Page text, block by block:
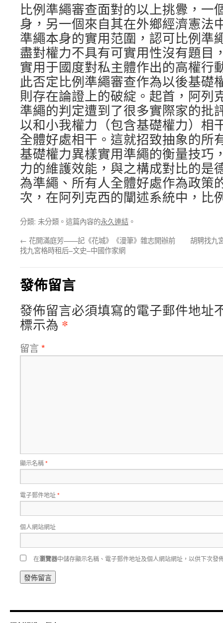
比例準繩審查面對的以上挑釁，一
身，另一個來自其在外鄉經濟憲法
準繩本身的實用范圍，認可比例準
盡對權力不具有可實用性沒有題目
實用于國度對私主體作出的高權行
此否定比例準繩審查作為以後基礎
則存在論證上的破綻。起首，阿列
準繩的判定遭到了很多實際家的批
以和小我權力（包含基礎權力）相
全體好處相干。這就招致抽象的所
基礎權力異樣實用準繩的衡量技巧
力的維護效能，與之構成對比的是
為準繩、所有人全體好處作為政策
次，在阿列克西的闡述系統中，比
分類: 未分類。這篇內容的永久連結 。
← 花開滿庭芳——記《花城》《漫筆》雜志開辦前
找九宮格時租后–文史–中國作家網
胡騁找九
發佈留言
發佈留言必須填寫的電子郵件地址
標示為 *
留言 *
顯示名稱*
電子郵件地址*
個人網站網址
在瀏覽器中儲存顯示名稱、電子郵件地址及個人網站網址，以供下次發